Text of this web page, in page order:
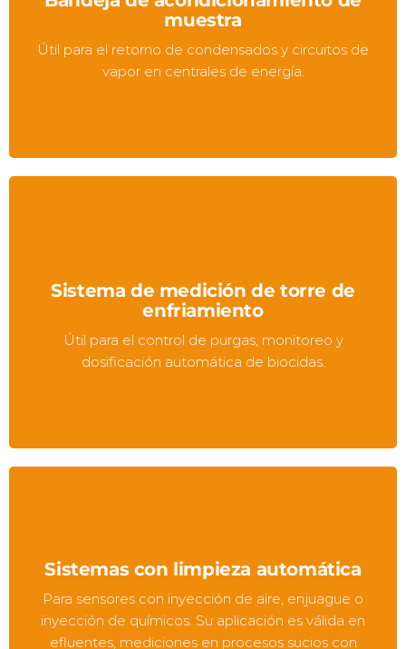
muestra
Útil para el retorno de condensados y circuitos de
vapor en centrales de energía.
Sistema de medición de torre de
enfriamiento
Útil para el control de purgas, monitoreo y
dosificación automática de biocidas.
Sistemas con limpieza automática
Para sensores con inyección de aire, enjuague o
inyección de químicos. Su aplicación es válida en
efluentes, mediciones en procesos sucios con